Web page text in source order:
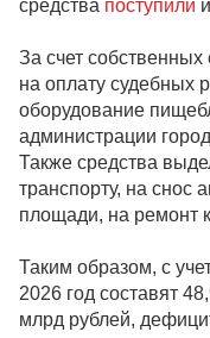
средства поступили
За счет
на оплату судебных
оборудование
администрации
Также средства
транспорту, на снос
площади, на ремонт
Таким образом, с
2026 год составят
млрд рублей,